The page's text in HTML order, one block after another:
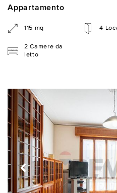
Appartamento
115 mq 4
2 Camere da
letto